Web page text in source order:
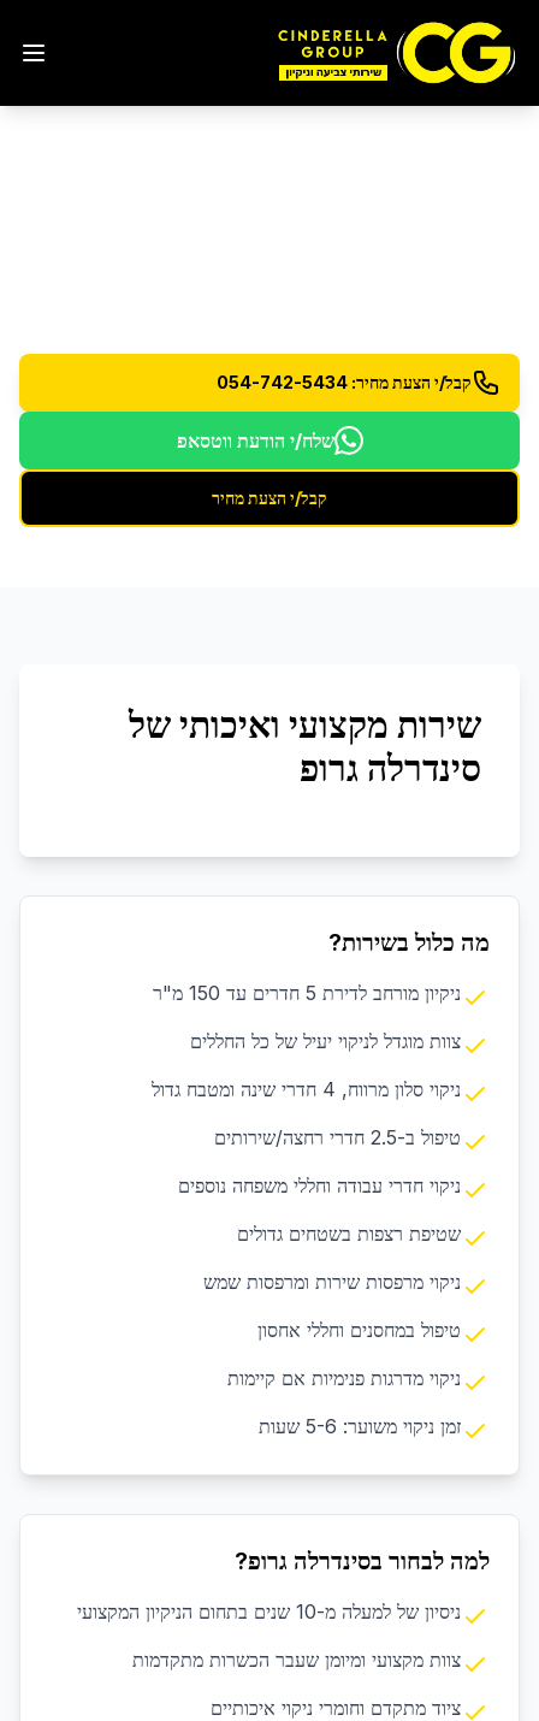
קבל/י הצעת מחיר: 054-742-5434
שלח/י הודעת ווטסאפ
קבל/י הצעת מחיר
שירות מקצועי ואיכותי של
סינדרלה גרופ
מה כלול בשירות?
ניקיון מורחב לדירת 5 חדרים עד 150 מ"ר
צוות מוגדל לניקוי יעיל של כל החללים
ניקוי סלון מרווח, 4 חדרי שינה ומטבח גדול
טיפול ב-2.5 חדרי רחצה/שירותים
ניקוי חדרי עבודה וחללי משפחה נוספים
שטיפת רצפות בשטחים גדולים
ניקוי מרפסות שירות ומרפסות שמש
טיפול במחסנים וחללי אחסון
ניקוי מדרגות פנימיות אם קיימות
זמן ניקוי משוער: 5-6 שעות
למה לבחור בסינדרלה גרופ?
ניסיון של למעלה מ-10 שנים בתחום הניקיון המקצועי
צוות מקצועי ומיומן שעבר הכשרות מתקדמות
ציוד מתקדם וחומרי ניקוי איכותיים